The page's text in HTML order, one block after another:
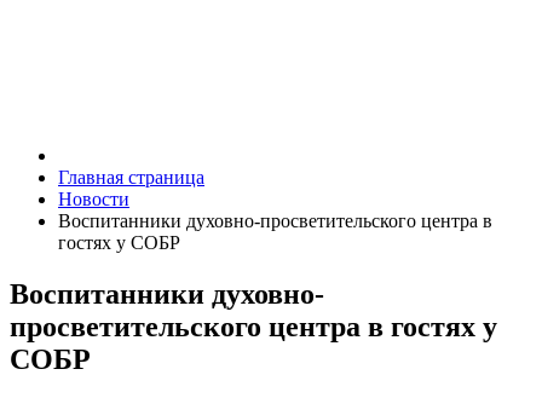
Главная страница
Новости
Воспитанники духовно-просветительского центра в
гостях у СОБР
Воспитанники духовно-
просветительского центра в гостях у
СОБР